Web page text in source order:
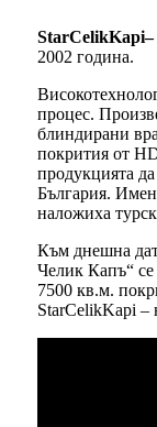
2002 година.
процес.
блиндирани
покрития от
продукцията
България.
наложиха
Към днешна
Челик Капъ“ се
7500 кв.м.
StarCelikKapi –